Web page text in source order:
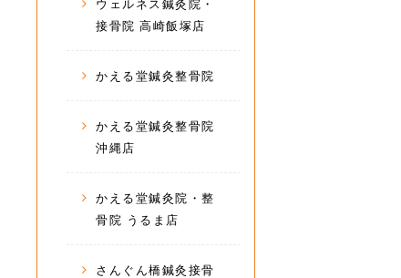
ウェルネス鍼灸院・
接骨院 高崎飯塚店
かえる堂鍼灸整骨院
かえる堂鍼灸整骨院
沖縄店
かえる堂鍼灸院・整
骨院 うるま店
さんぐん橋鍼灸接骨